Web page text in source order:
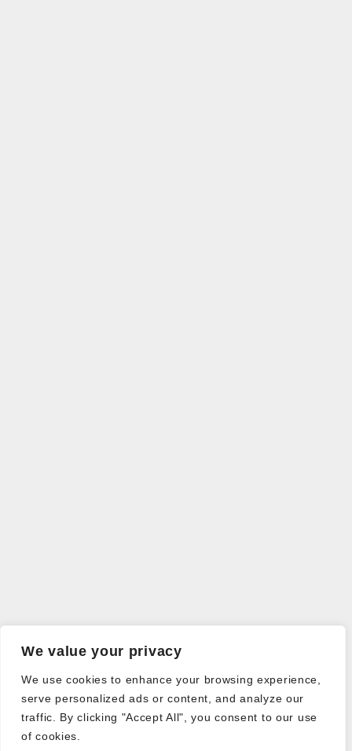
We value your privacy
We use cookies to enhance your browsing experience,
serve personalized ads or content, and analyze our
traffic. By clicking "Accept All", you consent to our use
of cookies.